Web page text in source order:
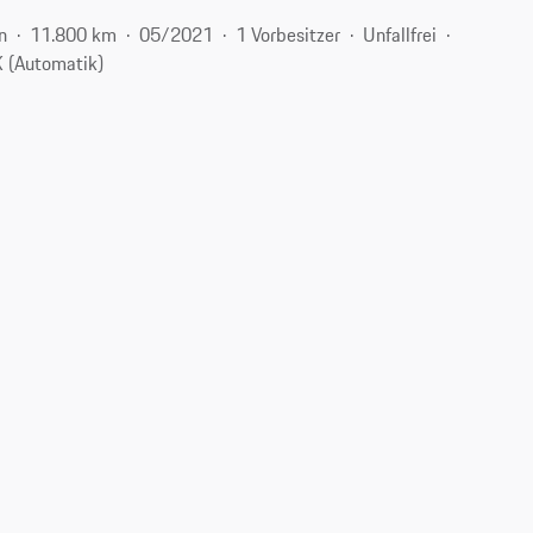
11.800 km 05/2021 1 Vorbesitzer
Unfallfrei
(Automatik)